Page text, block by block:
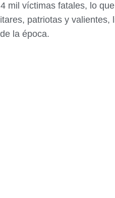
mil víctimas fatales, lo
patriotas y
la época.